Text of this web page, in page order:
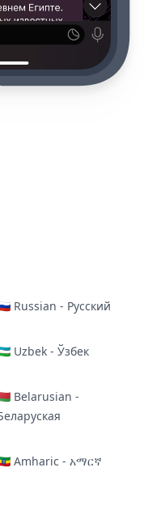
Russian - Русский
Uzbek - Ўзбек
Belarusian -
Amharic - አማርኛ